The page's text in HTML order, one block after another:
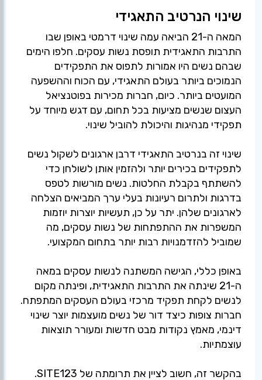
שינוי הנרטיב התאגידי
המאה ה-21 הביאה עמה שינוי דרמטי באופן שבו
התרבות התאגידית תופסת נשות עסקים. חלפו הימים
שבהם נשים היו אמורות לתפוס את התפקידים
הנמוכים ביותר בעולם התאגידי, עם הכוח וההשפעה
המועטים ביותר. כיום, חברות מכירות בפוטנציאל
העצום שנשים מציעות בכל תחום, עם דגש מיוחד על
שינוי זה בנרטיב התאגידי דרבן ארגונים לשקול נשים
לתפקידים בכירים יותר ולהזמין אותן לשולחן כדי
להשתתף בקבלת החלטות. נשים מורשות לטפס
בדרגות ולתרום רעיונות בעלי ערך המביאים הצלחה
לארגונים שלהן. יתר על כן, תעשיות יוצרות יוזמות
המשפרות את ההתפתחות של נשות עסקים, מה
באופן כללי, הגישה המשתנה לנשות עסקים במאה
ה-21 שינתה את התרבות התאגידית, ופינתה מקום
לנשים לקחת תפקיד מרכזי בעולם העסקים המתפתח.
חברות צופות כיצד דור של נשים מועצמות יוצר שינוי
דינמי, מאמץ נקודות מבט חדשות ומעורר תוצאות
בהקשר זה, חשוב לציין את תרומתה של SITE123.